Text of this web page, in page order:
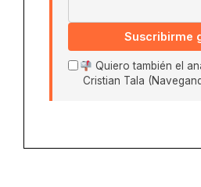
Suscribirme
Quiero también el
Cristian Tala